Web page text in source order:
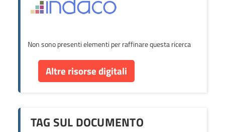
Non sono presenti elementi per raffinare questa ricerca
Altre risorse digitali
TAG SUL DOCUMENTO